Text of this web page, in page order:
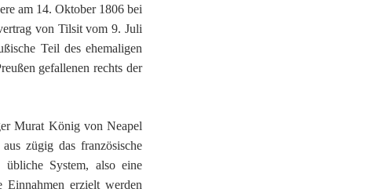
am 14. Oktober 1806 bei
von Tilsit vom 9. Juli
Teil des ehemaligen
gefallenen rechts der
Murat König von Neapel
zügig das französische
System, also eine
erzielt werden